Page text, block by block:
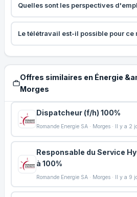
Quelles sont les perspectives
Le télétravail est-il possible pour ce
Offres similaires en Énergie
Morges
Dispatcheur (f/h) 100%
Romande Energie SA · Morges · Il y a 2
Responsable du Service
à 100%
Romande Energie SA · Morges · Il y a 9